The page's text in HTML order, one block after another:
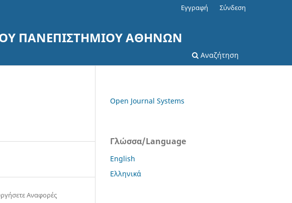
ΠΑΝΕΠΙΣΤΗΜΙΟΥ ΑΘΗΝΩΝ
Αναζήτηση
Εγγραφή Σύνδεση
Αναφορές
Open Journal Systems
Γλώσσα/Language
English
Ελληνικά